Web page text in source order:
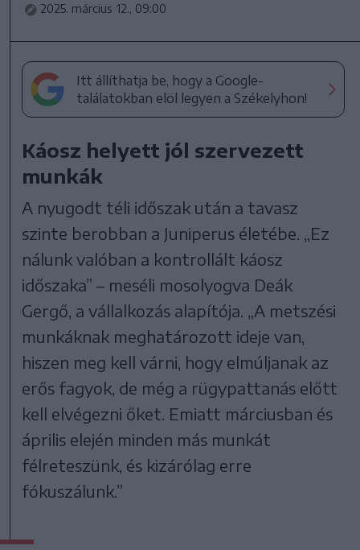
2025. március 12., 09:00
Itt állíthatja be, hogy a Google-
találatokban elöl legyen a Székelyhon!
Káosz helyett jól szervezett
munkák
A nyugodt téli időszak után a tavasz
szinte berobban a Juniperus életébe. „Ez
nálunk valóban a kontrollált káosz
időszaka” – meséli mosolyogva Deák
Gergő, a vállalkozás alapítója. „A metszési
munkáknak meghatározott ideje van,
hiszen meg kell várni, hogy elmúljanak az
erős fagyok, de még a rügypattanás előtt
kell elvégezni őket. Emiatt márciusban és
április elején minden más munkát
félreteszünk, és kizárólag erre
fókuszálunk.”